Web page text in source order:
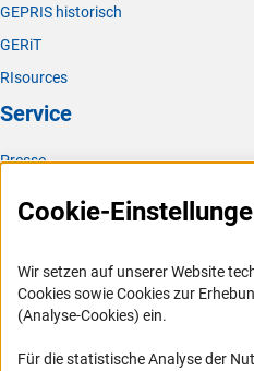
GEPRIS historisch
GERiT
RIsources
Service
Presse
Karriere
RSS-Feeds
Compliance
Vergabeverfahren
Cookie-
Wir setzen auf unserer Website
Cookies sowie Cookies zur
(Analyse-Cookies) ein.
Für die statistische Analyse der